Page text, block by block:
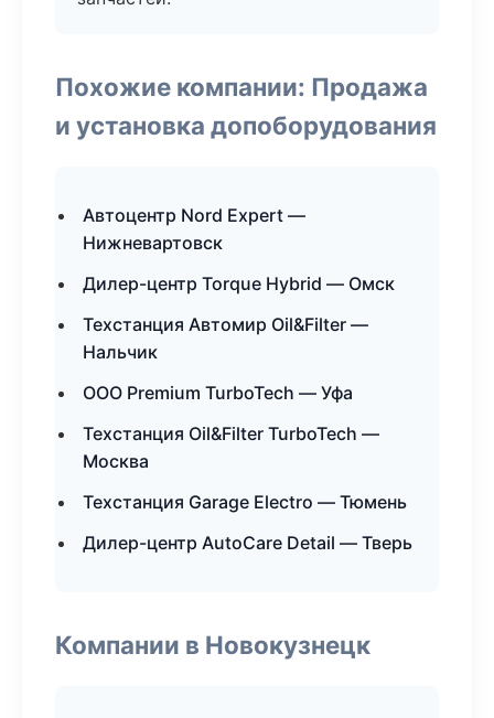
Похожие компании: Продажа
и установка допоборудования
Автоцентр Nord Expert —
Нижневартовск
Дилер-центр Torque Hybrid — Омск
Техстанция Автомир Oil&Filter —
Нальчик
ООО Premium TurboTech — Уфа
Техстанция Oil&Filter TurboTech —
Москва
Техстанция Garage Electro — Тюмень
Дилер-центр AutoCare Detail — Тверь
Компании в Новокузнецк